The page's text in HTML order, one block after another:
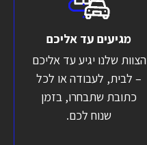
מגיעים עד אליכם
הצוות שלנו יגיע עד אליכם
– לבית, לעבודה או לכל
כתובת שתבחרו, בזמן
שנוח לכם.